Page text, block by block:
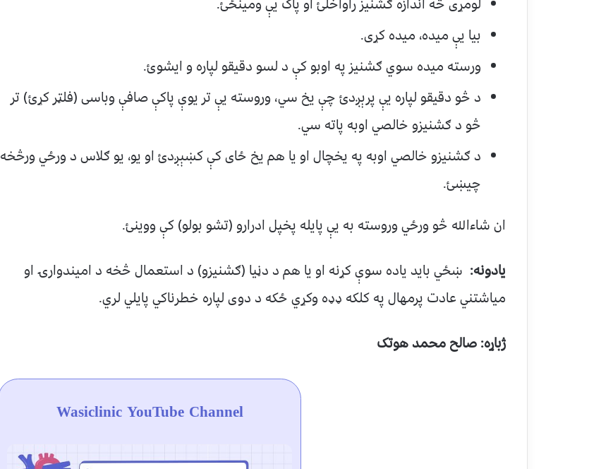
لومړی څه اندازه ګشنیز راواخلئ او پاک یې ومینځئ.
بیا یې میده، میده کړی.
ورسته میده سوي ګشنیز په اوبو کې د لسو دقیقو لپاره و ایشوئ.
د څو دقیقو لپاره يې پرېږدئ چې یخ سي، وروسته یې تر یوې پاکې صافې وباسی (فلټر کړئ) تر
څو د ګشنیزو خالصي اوبه پاته سي.
د ګشنیزو خالصي اوبه په یخچال او یا هم یخ ځای کې کښېږدئ او یو، یو ګلاس د ورځي ورڅخه
چیښئ.
ان شاءالله څو ورځي وروسته به یې پایله پخپل ادرارو (تشو بولو) کې ووینئ.
یادونه: ښځي باید یاده سوې کړنه او یا هم د دڼيا (ګشنیزو) د استعمال څخه د امیندوارۍ او
میاشتني عادت پرمهال په کلکه ډډه وکړي ځکه د دوی لپاره خطرناکي پایلي لري.
ژباړه: صالح محمد هوتک
Wasiclinic YouTube Channel